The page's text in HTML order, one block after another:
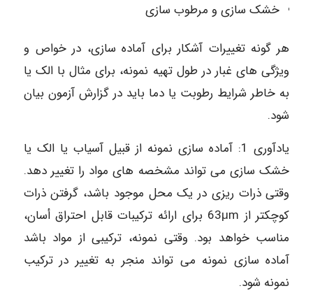
خشک سازی و مرطوب سازی
هر گونه تغییرات آشکار برای آماده سازی، در خواص و
ویژگی های غبار در طول تهیه نمونه، برای مثال با الک یا
به خاطر شرایط رطوبت یا دما باید در گزارش آزمون بیان
شود.
یادآوری 1: آماده سازی نمونه از قبیل آسیاب یا الک یا
خشک سازی می تواند مشخصه های مواد را تغییر دهد.
وقتی ذرات ریزی در یک محل موجود باشد، گرفتن ذرات
کوچکتر از 63μm برای ارائه ترکیبات قابل احتراق أسان،
مناسب خواهد بود. وقتی نمونه، ترکیبی از مواد باشد
آماده سازی نمونه می تواند منجر به تغییر در ترکیب
نمونه شود.